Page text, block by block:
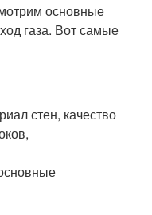
основные
газа. Вот самые
стен, качество